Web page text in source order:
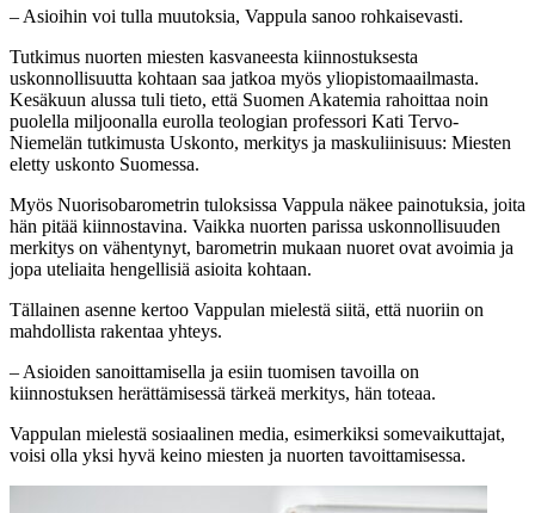
– Asioihin voi tulla muutoksia, Vappula sanoo rohkaisevasti.
Tutkimus nuorten miesten kasvaneesta kiinnostuksesta
uskonnollisuutta kohtaan saa jatkoa myös yliopistomaailmasta.
Kesäkuun alussa tuli tieto, että Suomen Akatemia rahoittaa noin
puolella miljoonalla eurolla teologian professori Kati Tervo-
Niemelän tutkimusta Uskonto, merkitys ja maskuliinisuus: Miesten
eletty uskonto Suomessa.
Myös Nuorisobarometrin tuloksissa Vappula näkee painotuksia, joita
hän pitää kiinnostavina. Vaikka nuorten parissa uskonnollisuuden
merkitys on vähentynyt, barometrin mukaan nuoret ovat avoimia ja
jopa uteliaita hengellisiä asioita kohtaan.
Tällainen asenne kertoo Vappulan mielestä siitä, että nuoriin on
mahdollista rakentaa yhteys.
– Asioiden sanoittamisella ja esiin tuomisen tavoilla on
kiinnostuksen herättämisessä tärkeä merkitys, hän toteaa.
Vappulan mielestä sosiaalinen media, esimerkiksi somevaikuttajat,
voisi olla yksi hyvä keino miesten ja nuorten tavoittamisessa.